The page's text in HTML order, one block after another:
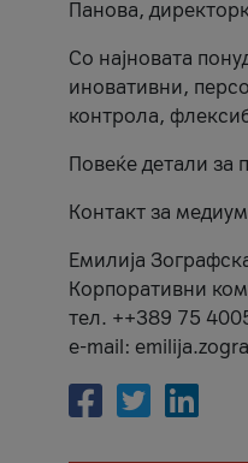
Панова,
Со најновата
иновативни,
контрола,
Повеќе детали за
Контакт за
Емилија
Корпоративни
тел. ++389 75
e-mail: